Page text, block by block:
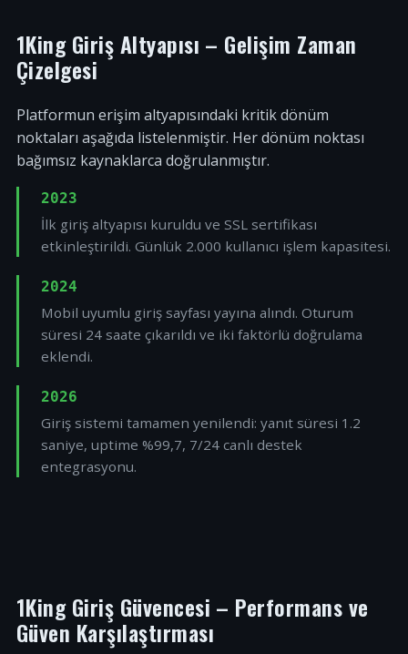
1King Giriş Altyapısı – Gelişim Zaman
Çizelgesi
Platformun erişim altyapısındaki kritik dönüm
noktaları aşağıda listelenmiştir. Her dönüm noktası
bağımsız kaynaklarca doğrulanmıştır.
2023
İlk giriş altyapısı kuruldu ve SSL sertifikası
etkinleştirildi. Günlük 2.000 kullanıcı işlem kapasitesi.
2024
Mobil uyumlu giriş sayfası yayına alındı. Oturum
süresi 24 saate çıkarıldı ve iki faktörlü doğrulama
eklendi.
2026
Giriş sistemi tamamen yenilendi: yanıt süresi 1.2
saniye, uptime %99,7, 7/24 canlı destek
entegrasyonu.
1King Giriş Güvencesi – Performans ve
Güven Karşılaştırması